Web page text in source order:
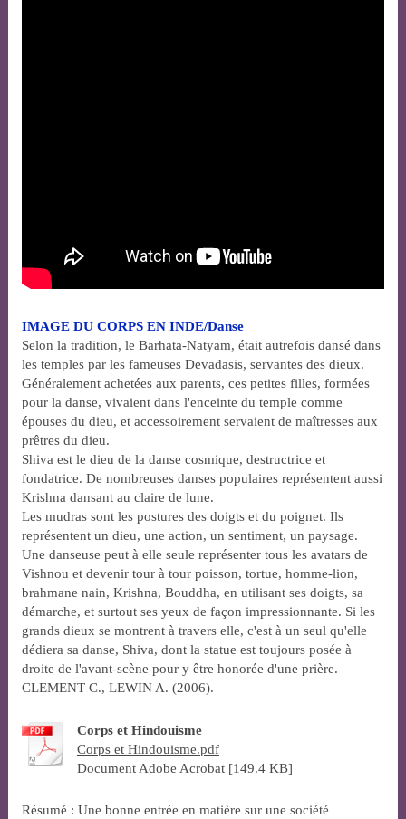
IMAGE DU CORPS EN INDE/Danse
Selon la tradition, le Barhata-Natyam, était autrefois dansé dans
les temples par les fameuses Devadasis, servantes des dieux.
Généralement achetées aux parents, ces petites filles, formées
pour la danse, vivaient dans l'enceinte du temple comme
épouses du dieu, et accessoirement servaient de maîtresses aux
prêtres du dieu.
Shiva est le dieu de la danse cosmique, destructrice et
fondatrice. De nombreuses danses populaires représentent aussi
Krishna dansant au claire de lune.
Les mudras sont les postures des doigts et du poignet. Ils
représentent un dieu, une action, un sentiment, un paysage.
Une danseuse peut à elle seule représenter tous les avatars de
Vishnou et devenir tour à tour poisson, tortue, homme-lion,
brahmane nain, Krishna, Bouddha, en utilisant ses doigts, sa
démarche, et surtout ses yeux de façon impressionnante. Si les
grands dieux se montrent à travers elle, c'est à un seul qu'elle
dédiera sa danse, Shiva, dont la statue est toujours posée à
droite de l'avant-scène pour y être honorée d'une prière.
CLEMENT C., LEWIN A. (2006).
Corps et Hindouisme
Corps et Hindouisme.pdf
Document Adobe Acrobat [149.4 KB]
Résumé : Une bonne entrée en matière sur une société